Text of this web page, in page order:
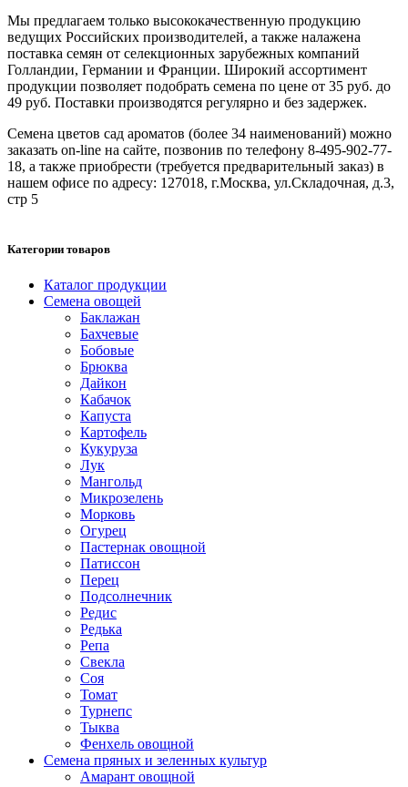
Мы предлагаем только высококачественную продукцию
ведущих Российских производителей, а также налажена
поставка семян от селекционных зарубежных компаний
Голландии, Германии и Франции. Широкий ассортимент
продукции позволяет подобрать семена по цене от 35 руб. до
49 руб. Поставки производятся регулярно и без задержек.
Семена цветов сад ароматов (более 34 наименований) можно
заказать on-line на сайте, позвонив по телефону 8-495-902-77-
18, а также приобрести (требуется предварительный заказ) в
нашем офисе по адресу: 127018, г.Москва, ул.Складочная, д.3,
стр 5
Категории товаров
Каталог продукции
Семена овощей
Баклажан
Бахчевые
Бобовые
Брюква
Дайкон
Кабачок
Капуста
Картофель
Кукуруза
Лук
Мангольд
Микрозелень
Морковь
Огурец
Пастернак овощной
Патиссон
Перец
Подсолнечник
Редис
Редька
Репа
Свекла
Соя
Томат
Турнепс
Тыква
Фенхель овощной
Семена пряных и зеленных культур
Амарант овощной